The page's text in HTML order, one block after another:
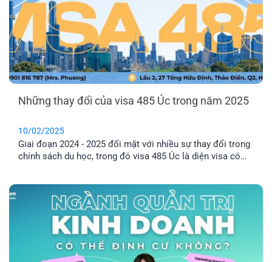
Những thay đổi của visa 485 Úc trong năm 2025
10/02/2025
Giai đoạn 2024 - 2025 đối mặt với nhiều sự thay đổi trong
chính sách du học, trong đó visa 485 Úc là diện visa có
học của mình nhé.